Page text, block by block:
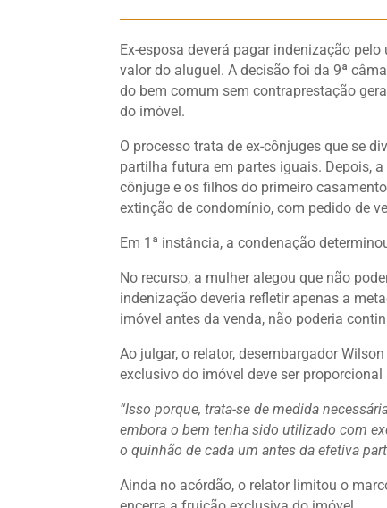
Ex-esposa deverá pagar indenização
valor do aluguel. A decisão foi da 9ª
do bem comum sem contraprestação
do imóvel.
O processo trata de ex-cônjuges que se
partilha futura em partes iguais. Depois,
cônjuge e os filhos do primeiro
extinção de condomínio, com pedido de
Em 1ª instância, a condenação
No recurso, a mulher alegou que não
indenização deveria refletir apenas a
imóvel antes da venda, não poderia
Ao julgar, o relator, desembargador
exclusivo do imóvel deve ser
“Isso porque, trata-se de medida
embora o bem tenha sido utilizado com
o quinhão de cada um antes da efetiva
Ainda no acórdão, o relator limitou o